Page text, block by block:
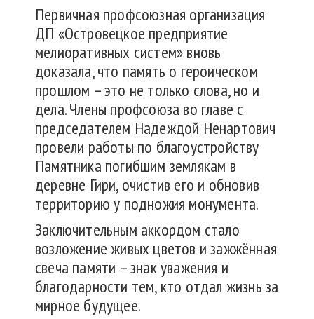
Первичная профсоюзная организация
ДП «Островецкое предприятие
мелиоративных систем» вновь
доказала, что память о героическом
прошлом – это не только слова, но и
дела. Члены профсоюза во главе с
председателем Надеждой Ненартович
провели работы по благоустройству
Памятника погибшим землякам в
деревне Гири, очистив его и обновив
территорию у подножия монумента.
Заключительным аккордом стало
возложение живых цветов и зажжённая
свеча памяти – знак уважения и
благодарности тем, кто отдал жизнь за
мирное будущее.